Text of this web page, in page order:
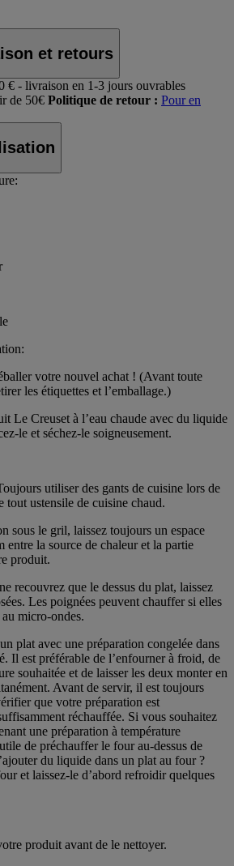
et retours
€ - livraison en 1-3 jours ouvrables
de 50€ Politique de retour : Pour en
votre nouvel achat ! (Avant toute
les étiquettes et l’emballage.)
Le Creuset à l’eau chaude avec du liquide
le et séchez-le soigneusement.
utiliser des gants de cuisine lors de
tout ustensile de cuisine chaud.
sous le gril, laissez toujours un espace
entre la source de chaleur et la partie
produit.
recouvrez que le dessus du plat, laissez
Les poignées peuvent chauffer si elles
micro-ondes.
plat avec une préparation congelée dans
Il est préférable de l’enfourner à froid, de
souhaitée et de laisser les deux monter en
Avant de servir, il est toujours
que votre préparation est
réchauffée. Si vous souhaitez
une préparation à température
de préchauffer le four au-dessus de
du liquide dans un plat au four ?
et laissez-le d’abord refroidir quelques
produit avant de le nettoyer.